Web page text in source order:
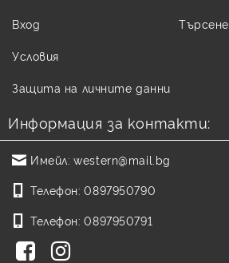
Вход Търсене
Условия
Защита на личните данни
Информация за контакти:
Имейл: western@mail.bg
Телефон: 0897950790
Телефон: 0897950791